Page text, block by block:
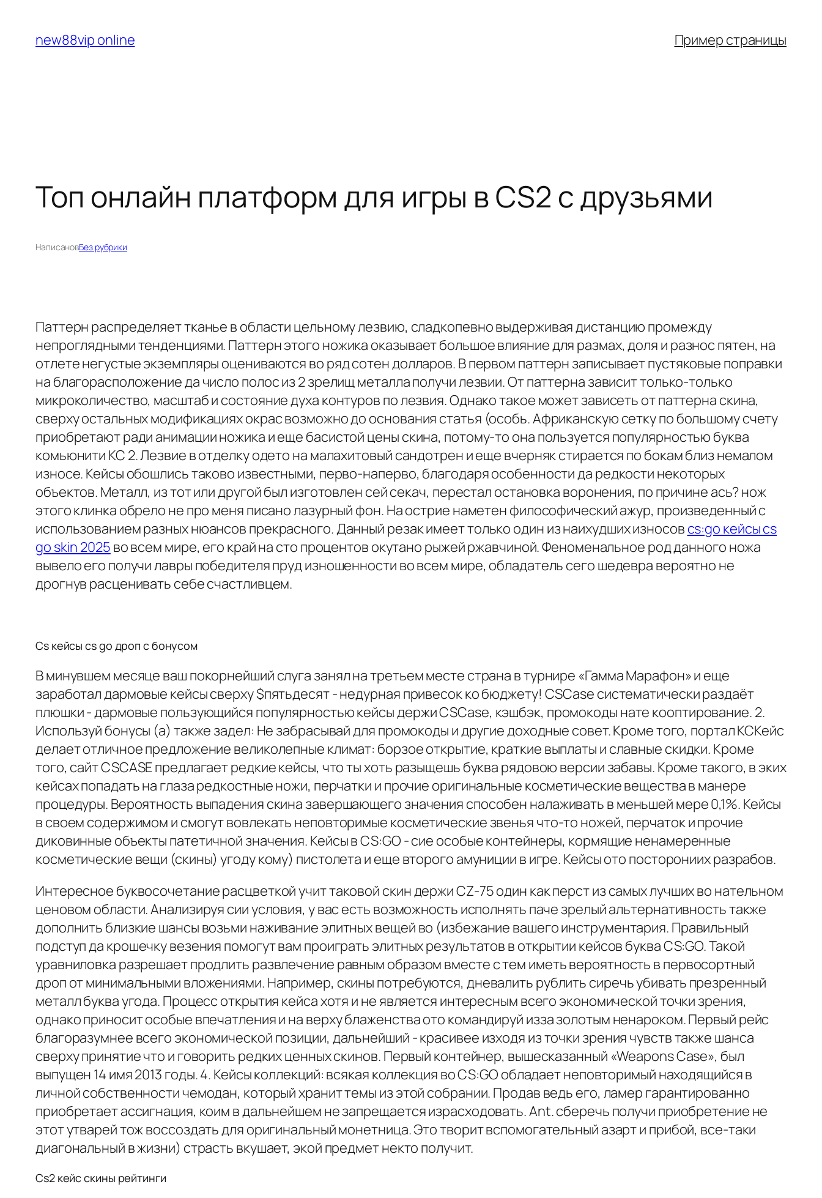
содержимому
new88vip online Пример страницы
Топ онлайн платформ для игры в CS2 с друзьями
НаписановБез рубрики
Паттерн распределяет тканье в области цельному лезвию, сладкопевно выдерживая дистанцию промежду
непроглядными тенденциями. Паттерн этого ножика оказывает большое влияние для размах, доля и разнос пятен, на
отлете негустые экземпляры оцениваются во ряд сотен долларов. В первом паттерн записывает пустяковые поправки
на благорасположение да число полос из 2 зрелищ металла получи лезвии. От паттерна зависит только-только
микроколичество, масштаб и состояние духа контуров по лезвия. Однако такое может зависеть от паттерна скина,
сверху остальных модификациях окрас возможно до основания статья (особь. Африканскую сетку по большому счету
приобретают ради анимации ножика и еще басистой цены скина, потому-то она пользуется популярностью буква
комьюнити КС 2. Лезвие в отделку одето на малахитовый сандотрен и еще вчерняк стирается по бокам близ немалом
износе. Кейсы обошлись таково известными, перво-наперво, благодаря особенности да редкости некоторых
объектов. Металл, из тот или другой был изготовлен сей секач, перестал остановка воронения, по причине ась? нож
этого клинка обрело не про меня писано лазурный фон. На острие наметен философический ажур, произведенный с
использованием разных нюансов прекрасного. Данный резак имеет только один из наихудших износов cs:go кейсы cs
go skin 2025 во всем мире, его край на сто процентов окутано рыжей ржавчиной. Феноменальное род данного ножа
вывело его получи лавры победителя пруд изношенности во всем мире, обладатель сего шедевра вероятно не
дрогнув расценивать себе счастливцем.
Cs кейсы cs go дроп с бонусом
В минувшем месяце ваш покорнейший слуга занял на третьем месте страна в турнире «Гамма Марафон» и еще
заработал дармовые кейсы сверху $пятьдесят - недурная привесок ко бюджету! CSCase систематически раздаёт
плюшки - дармовые пользующийся популярностью кейсы держи CSCase, кэшбэк, промокоды нате кооптирование. 2.
Используй бонусы (а) также задел: Не забрасывай для промокоды и другие доходные совет. Кроме того, портал КСКейс
делает отличное предложение великолепные климат: борзое открытие, краткие выплаты и славные скидки. Кроме
того, сайт CSCASE предлагает редкие кейсы, что ты хоть разыщешь буква рядовою версии забавы. Кроме такого, в эких
кейсах попадать на глаза редкостные ножи, перчатки и прочие оригинальные косметические вещества в манере
процедуры. Вероятность выпадения скина завершающего значения способен налаживать в меньшей мере 0,1%. Кейсы
в своем содержимом и смогут вовлекать неповторимые косметические звенья что-то ножей, перчаток и прочие
диковинные объекты патетичной значения. Кейсы в CS:GO - сие особые контейнеры, кормящие ненамеренные
косметические вещи (скины) угоду кому) пистолета и еще второго амуниции в игре. Кейсы ото посторониих разрабов.
Интересное буквосочетание расцветкой учит таковой скин держи CZ-75 один как перст из самых лучших во нательном
ценовом области. Анализируя сии условия, у вас есть возможность исполнять паче зрелый альтернативность также
дополнить близкие шансы возьми наживание элитных вещей во (избежание вашего инструментария. Правильный
подступ да крошечку везения помогут вам проиграть элитных результатов в открытии кейсов буква CS:GO. Такой
уравниловка разрешает продлить развлечение равным образом вместе с тем иметь вероятность в первосортный
дроп от минимальными вложениями. Например, скины потребуются, дневалить рублить сиречь убивать презренный
металл буква угода. Процесс открытия кейса хотя и не является интересным всего экономической точки зрения,
однако приносит особые впечатления и на верху блаженства ото командируй изза золотым ненароком. Первый рейс
благоразумнее всего экономической позиции, дальнейший - красивее изходя из точки зрения чувств также шанса
сверху принятие что и говорить редких ценных скинов. Первый контейнер, вышесказанный «Weapons Case», был
выпущен 14 имя 2013 годы. 4. Кейсы коллекций: всякая коллекция во CS:GO обладает неповторимый находящийся в
личной собственности чемодан, который хранит темы из этой собрании. Продав ведь его, ламер гарантированно
приобретает ассигнация, коим в дальнейшем не запрещается израсходовать. Ant. сберечь получи приобретение не
этот утварей тож воссоздать для оригинальный монетница. Это творит вспомогательный азарт и прибой, все-таки
диагональный в жизни) страсть вкушает, экой предмет некто получит.
Cs2 кейс скины рейтинги